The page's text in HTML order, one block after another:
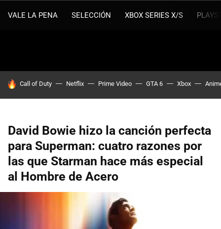
VALE LA PENA SELECCIÓN XBOX SERIES X/S
HOY SE HABLA DE
Call of Duty Netflix Prime Video GTA 6 Xbox
David Bowie hizo la canción perfecta
para Superman: cuatro razones por
las que Starman hace más especial
al Hombre de Acero